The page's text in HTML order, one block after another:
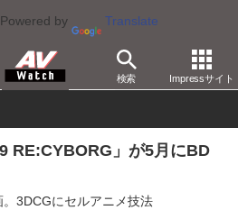
Powered by Translate
検索 Impressサイト
ビス BD/DVD
RE:CYBORG」が5月にBD
3DCGにセルアニメ技法